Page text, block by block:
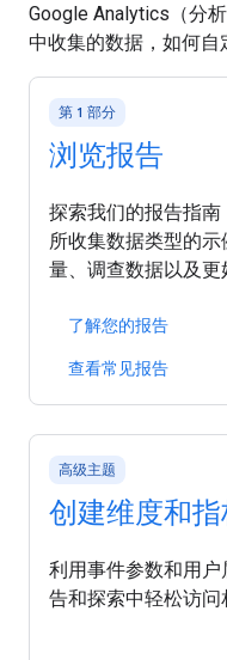
Google Analytics（分
中收集的数据，如何自
第 1 部分
浏览报告
探索我们的报告指
所收集数据类型的
量、调查数据以及更
了解您的报告
查看常见报告
高级主题
创建维度和指
利用事件参数和用
告和探索中轻松访问